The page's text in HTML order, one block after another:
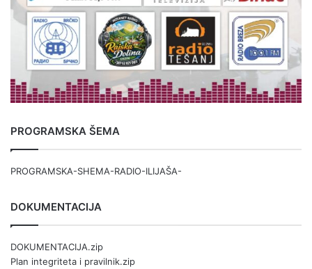
PROGRAMSKA ŠEMA
PROGRAMSKA-SHEMA-RADIO-ILIJAŠA-
DOKUMENTACIJA
DOKUMENTACIJA.zip
Plan integriteta i pravilnik.zip